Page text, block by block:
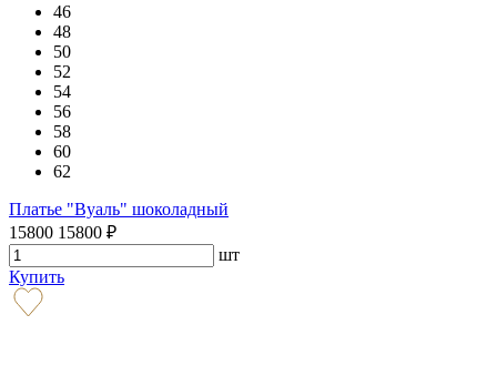
46
48
50
52
54
56
58
60
62
Платье "Вуаль" шоколадный
15800 15800 ₽
шт
Купить